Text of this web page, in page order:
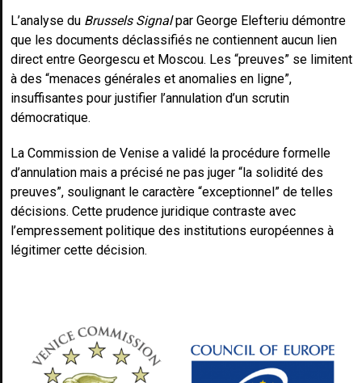
L’analyse du Brussels Signalpar George Elefteriu démontre
que les documents déclassifiés ne contiennent aucun lien
direct entre Georgescu et Moscou. Les “preuves” se limitent
à des “menaces générales et anomalies en ligne”,
insuffisantes pour justifier l’annulation d’un scrutin
démocratique.
La Commission de Venise a validé la procédure formelle
d’annulation mais a précisé ne pas juger “la solidité des
preuves”, soulignant le caractère “exceptionnel” de telles
décisions. Cette prudence juridique contraste avec
l’empressement politique des institutions européennes à
légitimer cette décision.